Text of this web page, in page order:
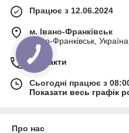
Працює з 12.06.2024
м. Івано-Франківськ
Івано-Франківськ, Україна
Контакти
Сьогодні працює з
Показати весь графік
Про нас